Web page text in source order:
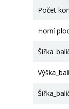
Počet
Horní